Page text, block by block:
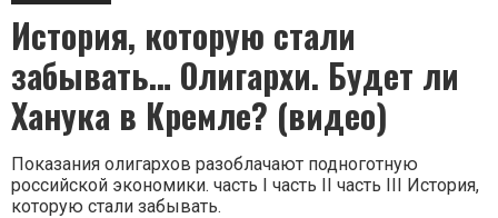
не
лечат,
а
продают
свои
услуги?
История, которую стали
забывать… Олигархи. Будет ли
Ханука в Кремле? (видео)
Показания олигархов разоблачают подноготную
российской экономики. часть I часть II часть III История,
которую стали забывать.